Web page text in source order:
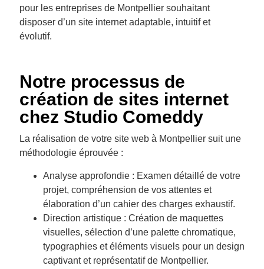
pour les entreprises de Montpellier souhaitant
disposer d’un site internet adaptable, intuitif et
évolutif.
Notre processus de
création de sites internet
chez Studio Comeddy
La réalisation de votre site web à Montpellier suit une
méthodologie éprouvée :
Analyse approfondie : Examen détaillé de votre
projet, compréhension de vos attentes et
élaboration d’un cahier des charges exhaustif.
Direction artistique : Création de maquettes
visuelles, sélection d’une palette chromatique,
typographies et éléments visuels pour un design
captivant et représentatif de Montpellier.